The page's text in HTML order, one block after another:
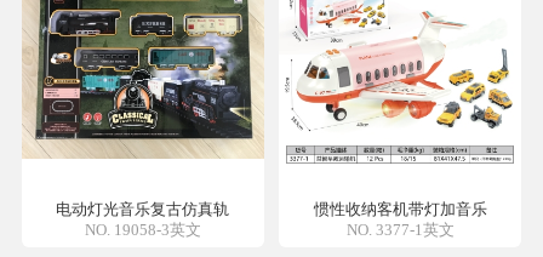
电动灯光音乐复古仿真轨
NO. 19058-3英文
惯性收纳客机带灯加音乐
NO. 3377-1英文